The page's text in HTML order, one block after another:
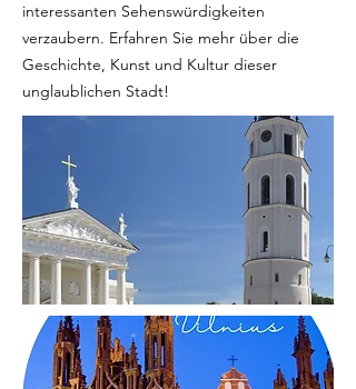
interessanten Sehenswürdigkeiten
verzaubern. Erfahren Sie mehr über die
Geschichte, Kunst und Kultur dieser
unglaublichen Stadt!